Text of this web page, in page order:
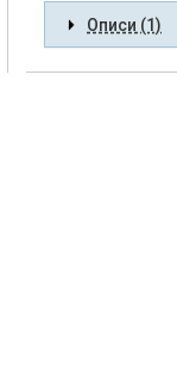
Описи (1)